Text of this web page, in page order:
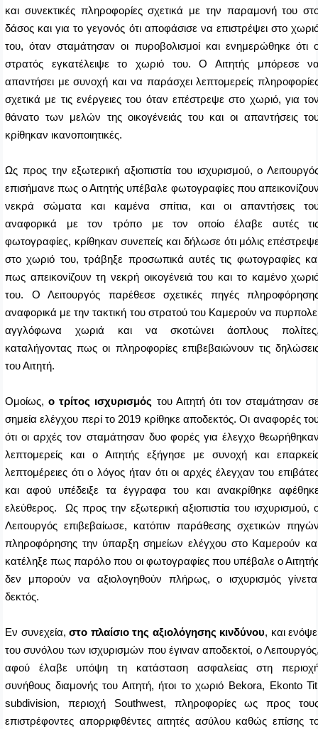
και συνεκτικές πληροφορίες σχετικά με την παραμονή του
δάσος και για το γεγονός ότι αποφάσισε να επιστρέψει στο
του, όταν σταμάτησαν οι πυροβολισμοί και ενημερώθηκε ότι
στρατός εγκατέλειψε το χωριό του. Ο Αιτητής μπόρεσε
απαντήσει με συνοχή και να παράσχει λεπτομερείς
σχετικά με τις ενέργειες του όταν επέστρεψε στο χωριό, για
θάνατο των μελών της οικογένειάς του και οι απαντήσεις
κρίθηκαν ικανοποιητικές.
Ως προς την εξωτερική αξιοπιστία του ισχυρισμού, ο
επισήμανε πως ο Αιτητής υπέβαλε φωτογραφίες που
νεκρά σώματα και καμένα σπίτια, και οι απαντήσεις
αναφορικά με τον τρόπο με τον οποίο έλαβε αυτές
φωτογραφίες, κρίθηκαν συνεπείς και δήλωσε ότι μόλις
στο χωριό του, τράβηξε προσωπικά αυτές τις φωτογραφίες
πως απεικονίζουν τη νεκρή οικογένειά του και το καμένο
του. Ο Λειτουργός
παρέθεσε σχετικές πηγές
αναφορικά με την τακτική του στρατού του Καμερούν να
αγγλόφωνα χωριά και να σκοτώνει άοπλους
καταλήγοντας πως οι πληροφορίες επιβεβαιώνουν τις
του Αιτητή.
Ομοίως,ο τρίτος ισχυρισμός του Αιτητή ότι τον σταμάτησαν
σημεία ελέγχου περί το 2019 κρίθηκε αποδεκτός. Οι αναφορές
ότι οι αρχές τον σταμάτησαν δυο φορές για έλεγχο
λεπτομερείς και ο Αιτητής εξήγησε με συνοχή και
λεπτομέρειες ότι ο λόγος ήταν ότι οι αρχές έλεγχαν του
και αφού υπέδειξε τα έγγραφα του και ανακρίθηκε
ελεύθερος. Ως προς την εξωτερική αξιοπιστία του ισχυρισμού,
Λειτουργός επιβεβαίωσε, κατόπιν παράθεσης σχετικών
πληροφόρησης την ύπαρξη σημείων ελέγχου στο Καμερούν
κατέληξε πως παρόλο που οι φωτογραφίες που υπέβαλε ο
δεν μπορούν να αξιολογηθούν πλήρως, ο ισχυρισμός
δεκτός.
Εν συνεχεία, στο πλαίσιο της αξιολόγησης κινδύνου, και
του συνόλου των ισχυρισμών που έγιναν αποδεκτοί, ο
αφού έλαβε υπόψη τη κατάσταση ασφαλείας στη
συνήθους διαμονής του Αιτητή, ήτοι το χωριό Bekora, Ekonto
subdivision, περιοχή Southwest, πληροφορίες ως προς
επιστρέφοντες απορριφθέντες αιτητές ασύλου καθώς επίσης